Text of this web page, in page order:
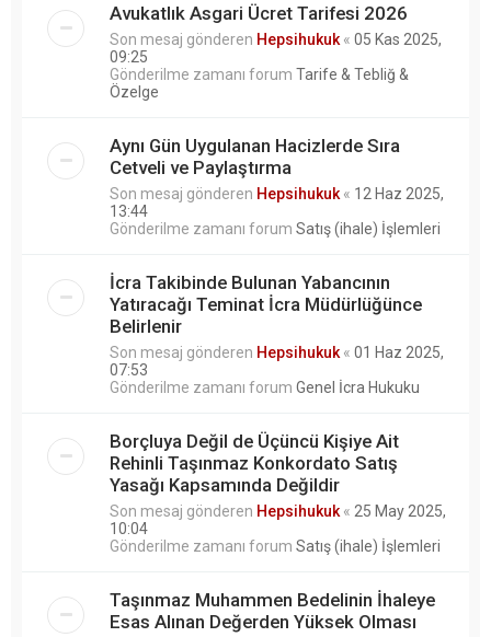
Avukatlık Asgari Ücret Tarifesi 2026
Son mesaj gönderen Hepsihukuk « 05 Kas 2025,
09:25
Gönderilme zamanı forum Tarife & Tebliğ &
Özelge
Aynı Gün Uygulanan Hacizlerde Sıra
Cetveli ve Paylaştırma
Son mesaj gönderen Hepsihukuk « 12 Haz 2025,
13:44
Gönderilme zamanı forum Satış (ihale) İşlemleri
İcra Takibinde Bulunan Yabancının
Yatıracağı Teminat İcra Müdürlüğünce
Belirlenir
Son mesaj gönderen Hepsihukuk « 01 Haz 2025,
07:53
Gönderilme zamanı forum Genel İcra Hukuku
Borçluya Değil de Üçüncü Kişiye Ait
Rehinli Taşınmaz Konkordato Satış
Yasağı Kapsamında Değildir
Son mesaj gönderen Hepsihukuk « 25 May 2025,
10:04
Gönderilme zamanı forum Satış (ihale) İşlemleri
Taşınmaz Muhammen Bedelinin İhaleye
Esas Alınan Değerden Yüksek Olması